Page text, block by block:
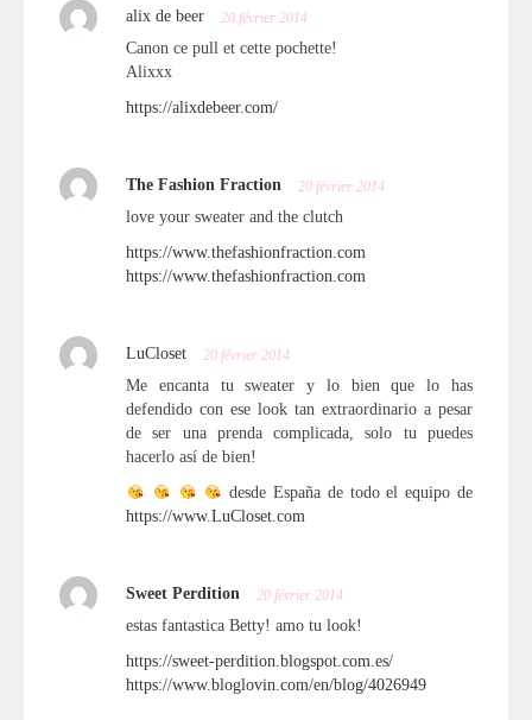
alix de beer 20 février 2014
Canon ce pull et cette pochette!
Alixxx
https://alixdebeer.com/
The Fashion Fraction 20 février 2014
love your sweater and the clutch
https://www.thefashionfraction.com
https://www.thefashionfraction.com
LuCloset 20 février 2014
Me encanta tu sweater y lo bien que lo has
defendido con ese look tan extraordinario a pesar
de ser una prenda complicada, solo tu puedes
hacerlo así de bien!
desde España de todo el equipo de
https://www.LuCloset.com
Sweet Perdition 20 février 2014
estas fantastica Betty! amo tu look!
https://sweet-perdition.blogspot.com.es/
https://www.bloglovin.com/en/blog/4026949